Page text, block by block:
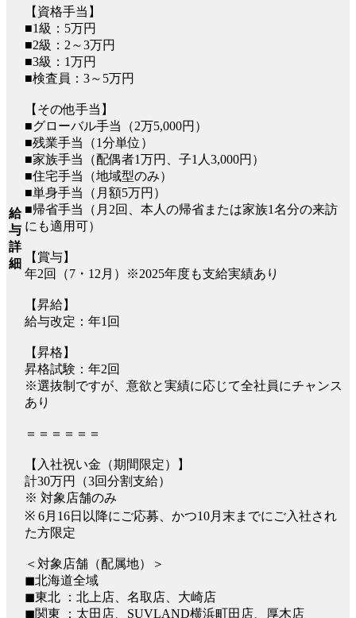
給
与
詳
細
【資格手当】
■1級：5万円
■2級：2～3万円
■3級：1万円
■検査員：3～5万円
【その他手当】
■グローバル手当（2万5,000円）
■残業手当（1分単位）
■家族手当（配偶者1万円、子1人3,000円）
■住宅手当（地域型のみ）
■単身手当（月額5万円）
■帰省手当（月2回、本人の帰省または家族1名分の来訪
にも適用可）
【賞与】
年2回（7・12月）※2025年度も支給実績あり
【昇給】
給与改定：年1回
【昇格】
昇格試験：年2回
※選抜制ですが、意欲と実績に応じて全社員にチャンス
あり
＝＝＝＝＝＝
【入社祝い金（期間限定）】
計30万円（3回分割支給）
※ 対象店舗のみ
※ 6月16日以降にご応募、かつ10月末までにご入社され
た方限定
＜対象店舗（配属地）＞
◼︎北海道全域
◼︎東北 ：北上店、名取店、大崎店
◼︎関東 ：太田店、SUVLAND横浜町田店、厚木店